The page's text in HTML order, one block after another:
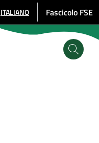
SELEZIONE LINGUA: LINGUA
ITALIANO Fascicolo FSE